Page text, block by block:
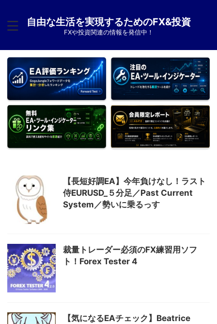
自由な生活を実現するためのFX&投資
FXや投資関連の情報を発信中！
【長短好調EA】今年負けなし！ラスト
侍EURUSD_５分足／Past Current
System／勢いに乗るっす
裁量トレーダー必須のFX練習用ソフ
ト！Forex Tester 4
【気になるEAチェック】Beatrice